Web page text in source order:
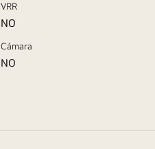
VRR
NO
Cámara
NO